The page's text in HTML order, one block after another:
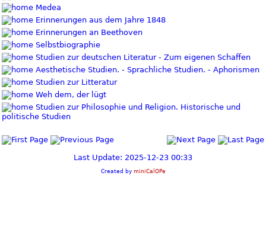
Medea
Erinnerungen aus dem Jahre 1848
Erinnerungen an Beethoven
Selbstbiographie
Studien zur deutschen Literatur - Zum eigenen Schaffen
Aesthetische Studien. - Sprachliche Studien. - Aphorismen
Studien zur Litteratur
Weh dem, der lügt
Studien zur Philosophie und Religion. Historische und
politische Studien
Last Update: 2025-12-23 00:33
Created by miniCalOPe